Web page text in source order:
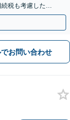
税も考慮した相
も対応
でお問い合わせ